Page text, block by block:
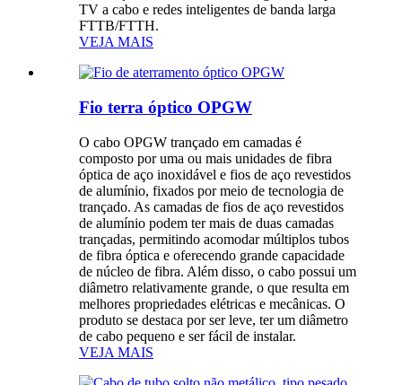
TV a cabo e redes inteligentes de banda larga
FTTB/FTTH.
VEJA MAIS
Fio terra óptico OPGW
O cabo OPGW trançado em camadas é
composto por uma ou mais unidades de fibra
óptica de aço inoxidável e fios de aço revestidos
de alumínio, fixados por meio de tecnologia de
trançado. As camadas de fios de aço revestidos
de alumínio podem ter mais de duas camadas
trançadas, permitindo acomodar múltiplos tubos
de fibra óptica e oferecendo grande capacidade
de núcleo de fibra. Além disso, o cabo possui um
diâmetro relativamente grande, o que resulta em
melhores propriedades elétricas e mecânicas. O
produto se destaca por ser leve, ter um diâmetro
de cabo pequeno e ser fácil de instalar.
VEJA MAIS